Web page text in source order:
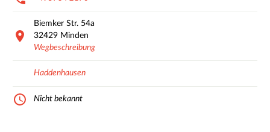
Biemker Str. 54a
32429 Minden
Wegbeschreibung
Haddenhausen
Nicht bekannt